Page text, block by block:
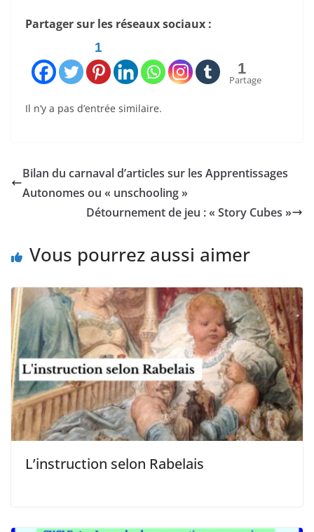
Partager sur les réseaux sociaux :
1
1
Partage
Il n’y a pas d’entrée similaire.
Bilan du carnaval d’articles sur les Apprentissages
Autonomes ou « unschooling »
Détournement de jeu : « Story Cubes »
Vous pourrez aussi aimer
L’instruction selon Rabelais